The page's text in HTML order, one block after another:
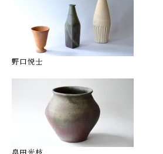
野口悦士
畠田光枝